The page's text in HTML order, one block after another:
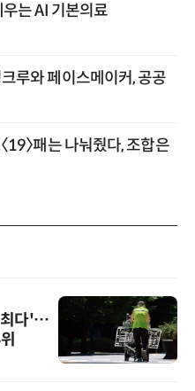
는 AI 기본의료
루와 페이스메이커, 공공
19〉패는 나눠줬다, 조합은
최다'…